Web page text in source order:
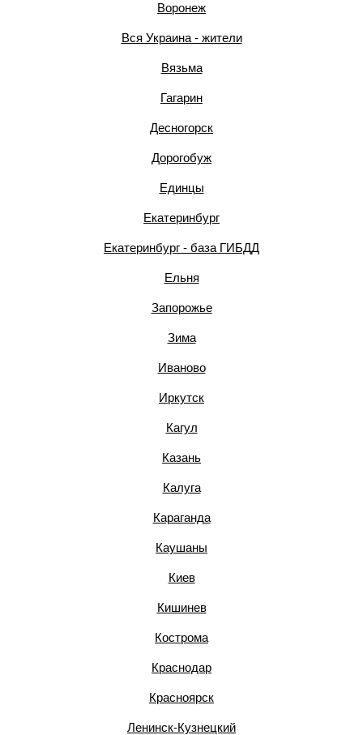
Воронеж
Вся Украина - жители
Вязьма
Гагарин
Десногорск
Дорогобуж
Единцы
Екатеринбург
Екатеринбург - база ГИБДД
Ельня
Запорожье
Зима
Иваново
Иркутск
Кагул
Казань
Калуга
Караганда
Каушаны
Киев
Кишинев
Кострома
Краснодар
Красноярск
Ленинск-Кузнецкий